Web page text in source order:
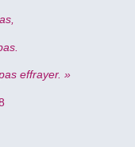
effrayer. »